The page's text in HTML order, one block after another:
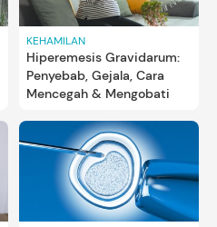
KEHAMILAN
Hiperemesis Gravidarum:
Penyebab, Gejala, Cara
Mencegah & Mengobati